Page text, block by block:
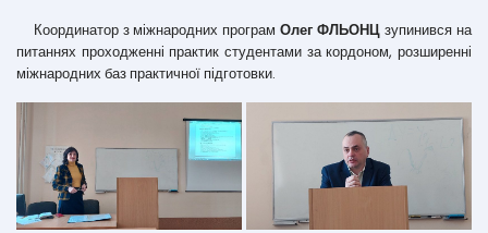
Координатор з міжнародних програмОлег ФЛЬОНЦ зупинився на
питаннях проходженні практик студентами за кордоном, розширенні
міжнародних баз практичної підготовки.